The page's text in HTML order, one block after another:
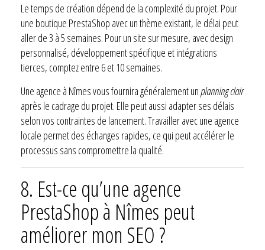
Le temps de création dépend de la complexité du projet. Pour
une boutique PrestaShop avec un thème existant, le délai peut
aller de 3 à 5 semaines. Pour un site sur mesure, avec design
personnalisé, développement spécifique et intégrations
tierces, comptez entre 6 et 10 semaines.
Une agence à Nîmes vous fournira généralement unplanning clair
après le cadrage du projet. Elle peut aussi adapter ses délais
selon vos contraintes de lancement. Travailler avec une agence
locale permet des échanges rapides, ce qui peut accélérer le
processus sans compromettre la qualité.
8. Est-ce qu’une agence
PrestaShop à Nîmes peut
améliorer mon SEO ?